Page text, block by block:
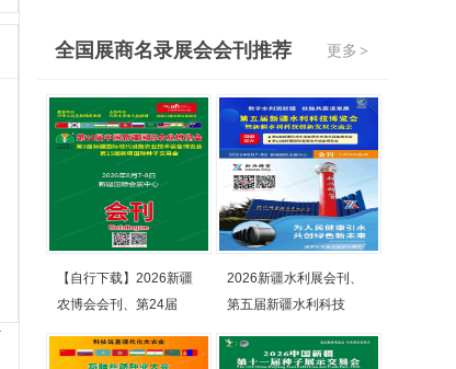
更多 >
全国展商名录展会会刊推荐
【自行下载】2026新疆
农博会会刊、第24届
2026新疆水利展会刊、
第五届新疆水利科技